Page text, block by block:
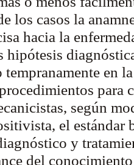
los casos la
hacia la
hipótesis
tempranamente en
para
según
el estándar
y
del